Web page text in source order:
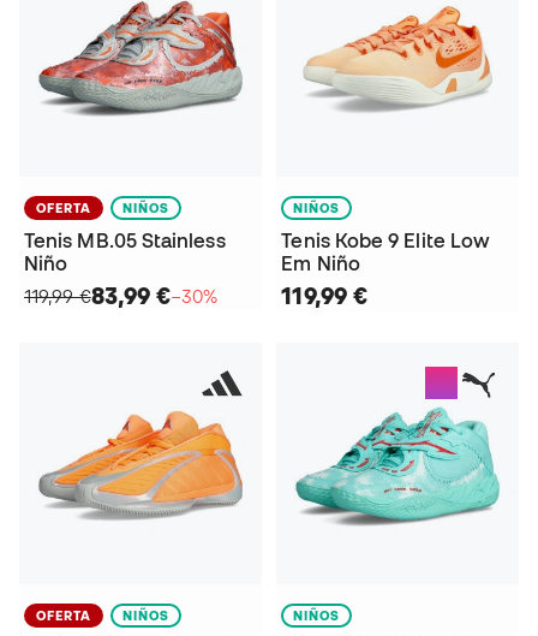
OFERTA NIÑOS
Tenis MB.05 Stainless
Niño
119,99 €83,99 €−30%
NIÑOS
Tenis Kobe 9 Elite Low
Em Niño
119,99 €
OFERTA NIÑOS NIÑOS